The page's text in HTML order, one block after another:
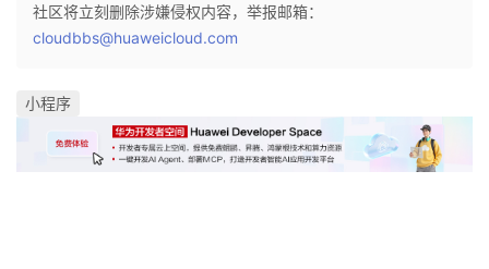
社区将立刻删除涉嫌侵权内容，举报邮箱：
cloudbbs@huaweicloud.com
小程序